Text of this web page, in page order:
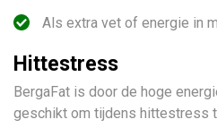
Als extra vet of energie in
Hittestress
BergaFat is door de hoge
geschikt om tijdens hittestress